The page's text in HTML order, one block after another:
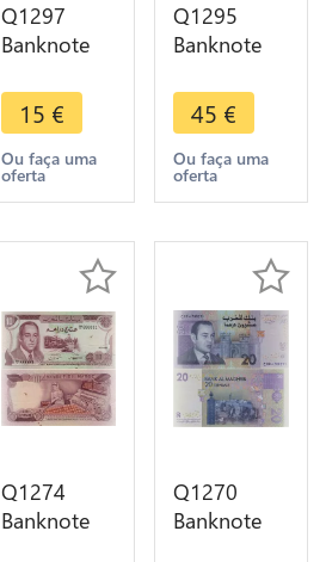
Q1297
Banknote
Francs 1943
-> Make
offer
15 €
Ou faça uma
oferta
Q1295
Banknote
Francs 1949
-> Make
offer
45 €
Ou faça uma
oferta
Q1274
Banknote
Q1270
Banknote